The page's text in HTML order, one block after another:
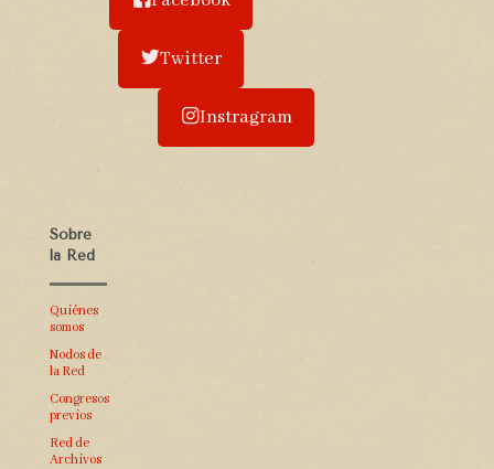
Twitter
Instragram
Sobre
la Red
Quiénes
somos
Nodos de
la Red
Congresos
previos
Red de
Archivos